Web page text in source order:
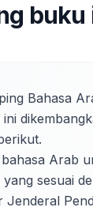
buku
Bahasa
sesuai
Jenderal